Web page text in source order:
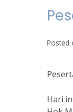
Posted
Hari